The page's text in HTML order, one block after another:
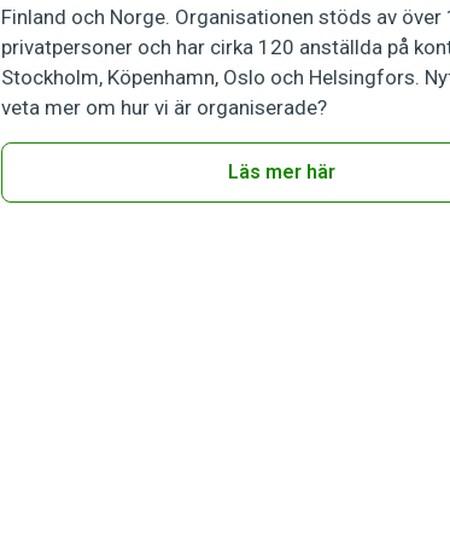
Finland och Norge. Organisationen stöds av över
privatpersoner och har cirka 120 anställda på
Stockholm, Köpenhamn, Oslo och Helsingfors.
veta mer om hur vi är organiserade?
Läs mer här